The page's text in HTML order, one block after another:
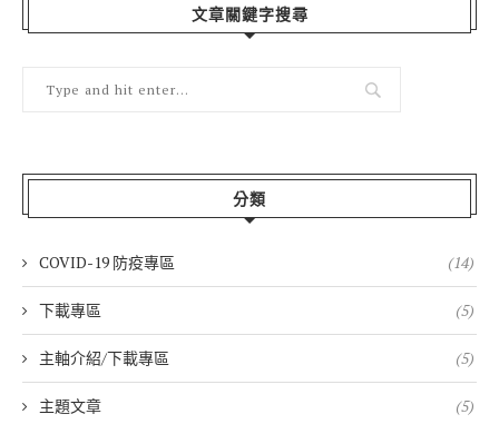
文章關鍵字搜尋
分類
COVID-19 防疫專區 (14)
下載專區 (5)
主軸介紹/下載專區 (5)
主題文章 (5)